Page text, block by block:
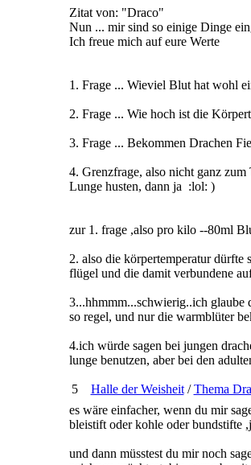
Zitat von: "Draco"
Nun ... mir sind so einige Dinge
Ich freue mich auf eure Werte
1. Frage ... Wieviel Blut hat wohl
2. Frage ... Wie hoch ist die
3. Frage ... Bekommen Drachen
4. Grenzfrage, also nicht ganz zum
Lunge husten, dann ja :lol: )
zur 1. frage ,also pro kilo --80ml
2. also die körpertemperatur dürfte
flügel und die damit verbundene
3...hhmmm...schwierig..ich glaube
so regel, und nur die warmblüter
4.ich würde sagen bei jungen
lunge benutzen, aber bei den
5 Halle der Weisheit/Thema
es wäre einfacher, wenn du mir
bleistift oder kohle oder bundstifte
und dann müsstest du mir noch